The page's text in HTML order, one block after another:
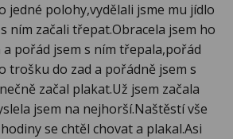
jedné polohy,vydělali jsme mu jídlo
ním začali třepat.Obracela jsem ho
pořád jsem s ním třepala,pořád
trošku do zad a pořádně jsem s
začal plakat.Už jsem začala
jsem na nejhorší.Naštěstí vše
se chtěl chovat a plakal.Asi